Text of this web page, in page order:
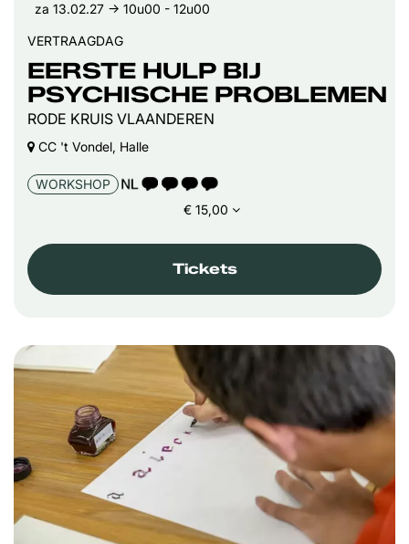
EERSTE HULP BIJ
PSYCHISCHE PROBLEMEN
RODE KRUIS VLAANDEREN
VERTRAAGDAG
za 13.02.27 → 10u00 - 12u00
CC 't Vondel, Halle
WORKSHOP
TAALICOON 4
€ 15,00
Tickets